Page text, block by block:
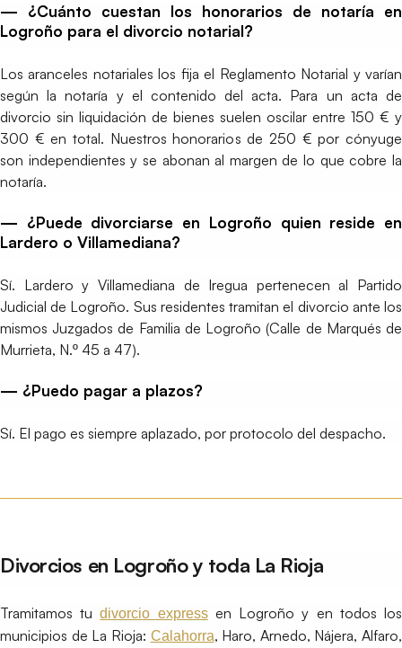
— ¿Cuánto cuestan los honorarios de notaría en
Logroño para el divorcio notarial?
Los aranceles notariales los fija el Reglamento Notarial y varían
según la notaría y el contenido del acta. Para un acta de
divorcio sin liquidación de bienes suelen oscilar entre 150 € y
300 € en total. Nuestros honorarios de 250 € por cónyuge
son independientes y se abonan al margen de lo que cobre la
notaría.
— ¿Puede divorciarse en Logroño quien reside en
Lardero o Villamediana?
Sí. Lardero y Villamediana de Iregua pertenecen al Partido
Judicial de Logroño. Sus residentes tramitan el divorcio ante los
mismos Juzgados de Familia de Logroño (Calle de Marqués de
Murrieta, N.º 45 a 47).
— ¿Puedo pagar a plazos?
Sí. El pago es siempre aplazado, por protocolo del despacho.
Divorcios en Logroño y toda La Rioja
Tramitamos tudivorcio expressen Logroño y en todos los
municipios de La Rioja: Calahorra, Haro, Arnedo, Nájera, Alfaro,